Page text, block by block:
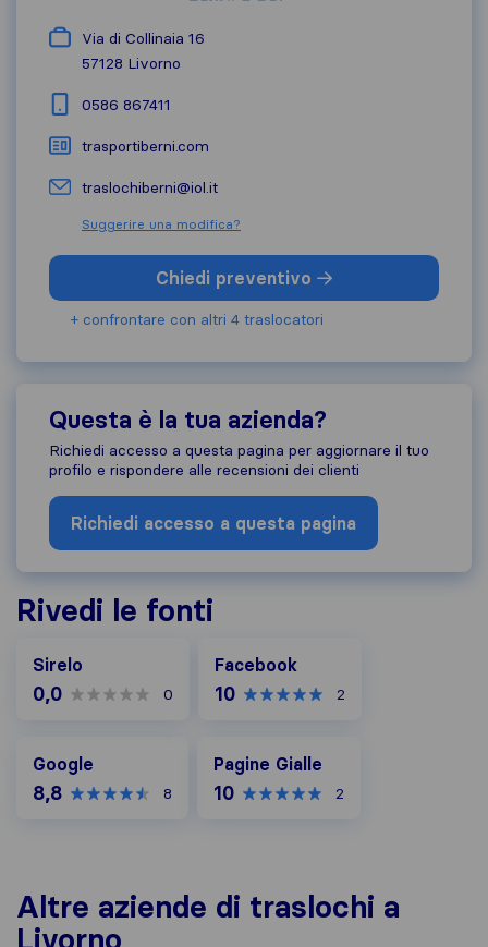
Via di Collinaia 16
57128 Livorno
0586 867411
trasportiberni.com
traslochiberni@iol.it
Suggerire una modifica?
Chiedi preventivo
+ confrontare con altri 4 traslocatori
Questa è la tua azienda?
Richiedi accesso a questa pagina per aggiornare il tuo
profilo e rispondere alle recensioni dei clienti
Richiedi accesso a questa pagina
Rivedi le fonti
Sirelo
0,0 0
Facebook
10 2
Google
8,8 8
Pagine Gialle
10 2
Altre aziende di traslochi a
Livorno